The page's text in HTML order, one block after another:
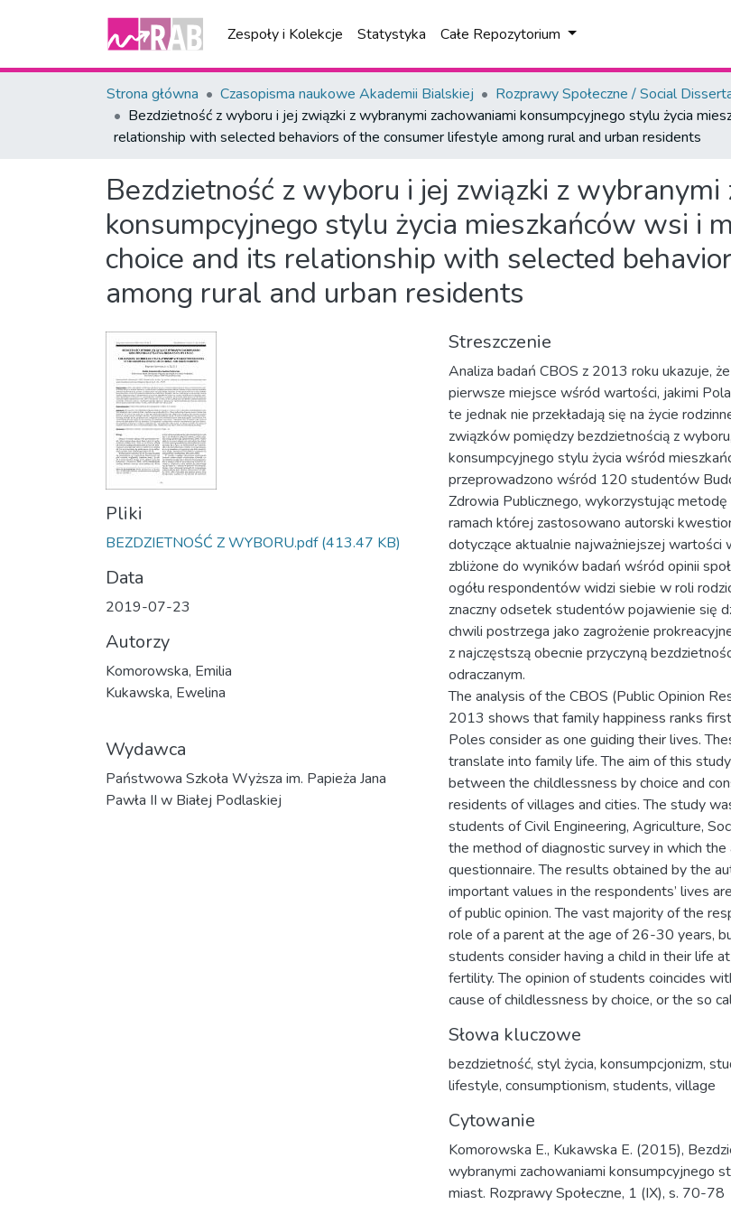
Zespoły i Kolekcje Statystyka Całe Repozytorium
Strona główna Czasopisma naukowe Akademii Bialskiej Rozprawy Społeczne / Social
Bezdzietność z wyboru i jej związki z wybranymi zachowaniami konsumpcyjnego stylu życia
relationship with selected behaviors of the consumer lifestyle among rural and urban residents
Bezdzietność z wyboru i jej związki z wybranymi
konsumpcyjnego stylu życia mieszkańców wsi i
choice and its relationship with selected
among rural and urban residents
Pliki
BEZDZIETNOŚĆ Z WYBORU.pdf (413.47 KB)
Data
2019-07-23
Autorzy
Komorowska, Emilia
Kukawska, Ewelina
Wydawca
Państwowa Szkoła Wyższa im. Papieża Jana
Pawła II w Białej Podlaskiej
Streszczenie
Analiza badań CBOS z 2013 roku ukazuje,
pierwsze miejsce wśród wartości, jakimi
te jednak nie przekładają się na życie
związków pomiędzy bezdzietnością z
konsumpcyjnego stylu życia wśród
przeprowadzono wśród 120 studentów
Zdrowia Publicznego, wykorzystując
ramach której zastosowano autorski
dotyczące aktualnie najważniejszej wartości
zbliżone do wyników badań wśród opinii
ogółu respondentów widzi siebie w roli
znaczny odsetek studentów pojawienie się
chwili postrzega jako zagrożenie
z najczęstszą obecnie przyczyną
odraczanym.
The analysis of the CBOS (Public Opinion
2013 shows that family happiness ranks
Poles consider as one guiding their lives.
translate into family life. The aim of this
between the childlessness by choice and
residents of villages and cities. The study
students of Civil Engineering, Agriculture,
the method of diagnostic survey in which
questionnaire. The results obtained by the
important values in the respondents’ lives
of public opinion. The vast majority of the
role of a parent at the age of 26-30 years,
students consider having a child in their life
fertility. The opinion of students coincides
cause of childlessness by choice, or the so
Słowa kluczowe
bezdzietność, styl życia, konsumpcjonizm,
lifestyle, consumptionism, students, village
Cytowanie
Komorowska E., Kukawska E. (2015),
wybranymi zachowaniami konsumpcyjnego
miast. Rozprawy Społeczne, 1 (IX), s. 70-78